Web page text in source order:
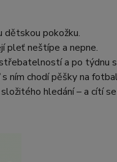
dětskou pokožku.
pleť neštípe a nepne.
a po týdnu
ním chodí pěšky na
hledání – a cítí